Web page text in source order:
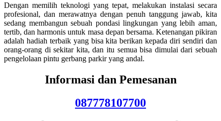
Dengan memilih teknologi yang tepat, melakukan instalasi secara
profesional, dan merawatnya dengan penuh tanggung jawab, kita
sedang membangun sebuah pondasi lingkungan yang lebih aman,
tertib, dan harmonis untuk masa depan bersama. Ketenangan pikiran
adalah hadiah terbaik yang bisa kita berikan kepada diri sendiri dan
orang-orang di sekitar kita, dan itu semua bisa dimulai dari sebuah
pengelolaan pintu gerbang parkir yang andal.
Informasi dan Pemesanan
087778107700